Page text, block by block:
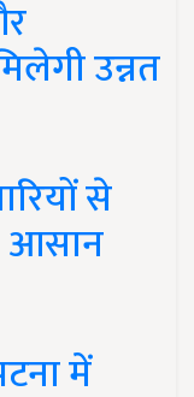
उन्नत
से
आसान
में